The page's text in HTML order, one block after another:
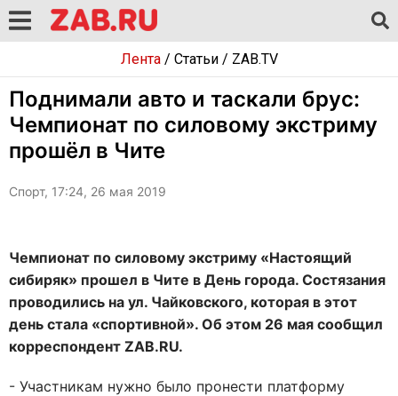
Лента/ Статьи/ ZAB.TV
Поднимали авто и таскали брус:
Чемпионат по силовому экстриму
прошёл в Чите
Спорт, 17:24, 26 мая 2019
Чемпионат по силовому экстриму «Настоящий
сибиряк» прошел в Чите в День города. Состязания
проводились на ул. Чайковского, которая в этот
день стала «спортивной». Об этом 26 мая сообщил
корреспондент ZAB.RU.
- Участникам нужно было пронести платформу